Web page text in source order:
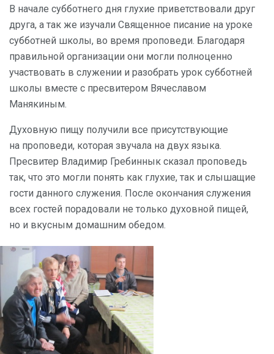
В начале субботнего дня глухие приветствовали друг
друга, а так же изучали Священное писание на уроке
субботней школы, во время проповеди. Благодаря
правильной организации они могли полноценно
участвовать в служении и разобрать урок субботней
школы вместе с пресвитером Вячеславом
Манякиным.
Духовную пищу получили все присутствующие
на проповеди, которая звучала на двух языка.
Пресвитер Владимир Гребиннык сказал проповедь
так, что это могли понять как глухие, так и слышащие
гости данного служения. После окончания служения
всех гостей порадовали не только духовной пищей,
но и вкусным домашним обедом.